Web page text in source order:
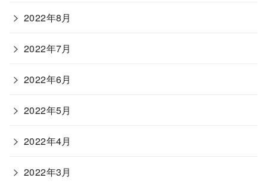
2022年8月
2022年7月
2022年6月
2022年5月
2022年4月
2022年3月